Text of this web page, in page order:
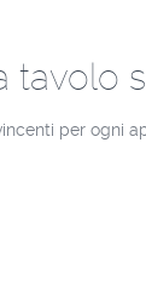
tavolo
per ogni